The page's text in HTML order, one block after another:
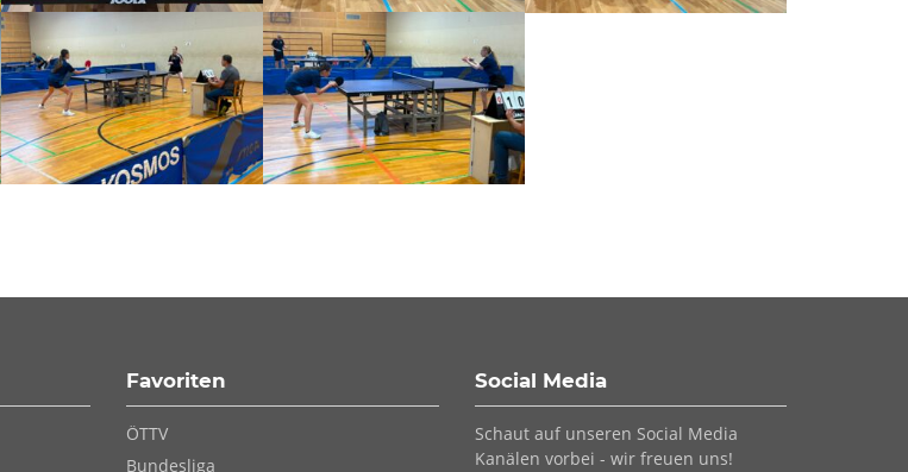
Favoriten
Navigation
überspringen
ÖTTV
Bundesliga
Social Media
Schaut auf unseren Social Media
Kanälen vorbei - wir freuen uns!